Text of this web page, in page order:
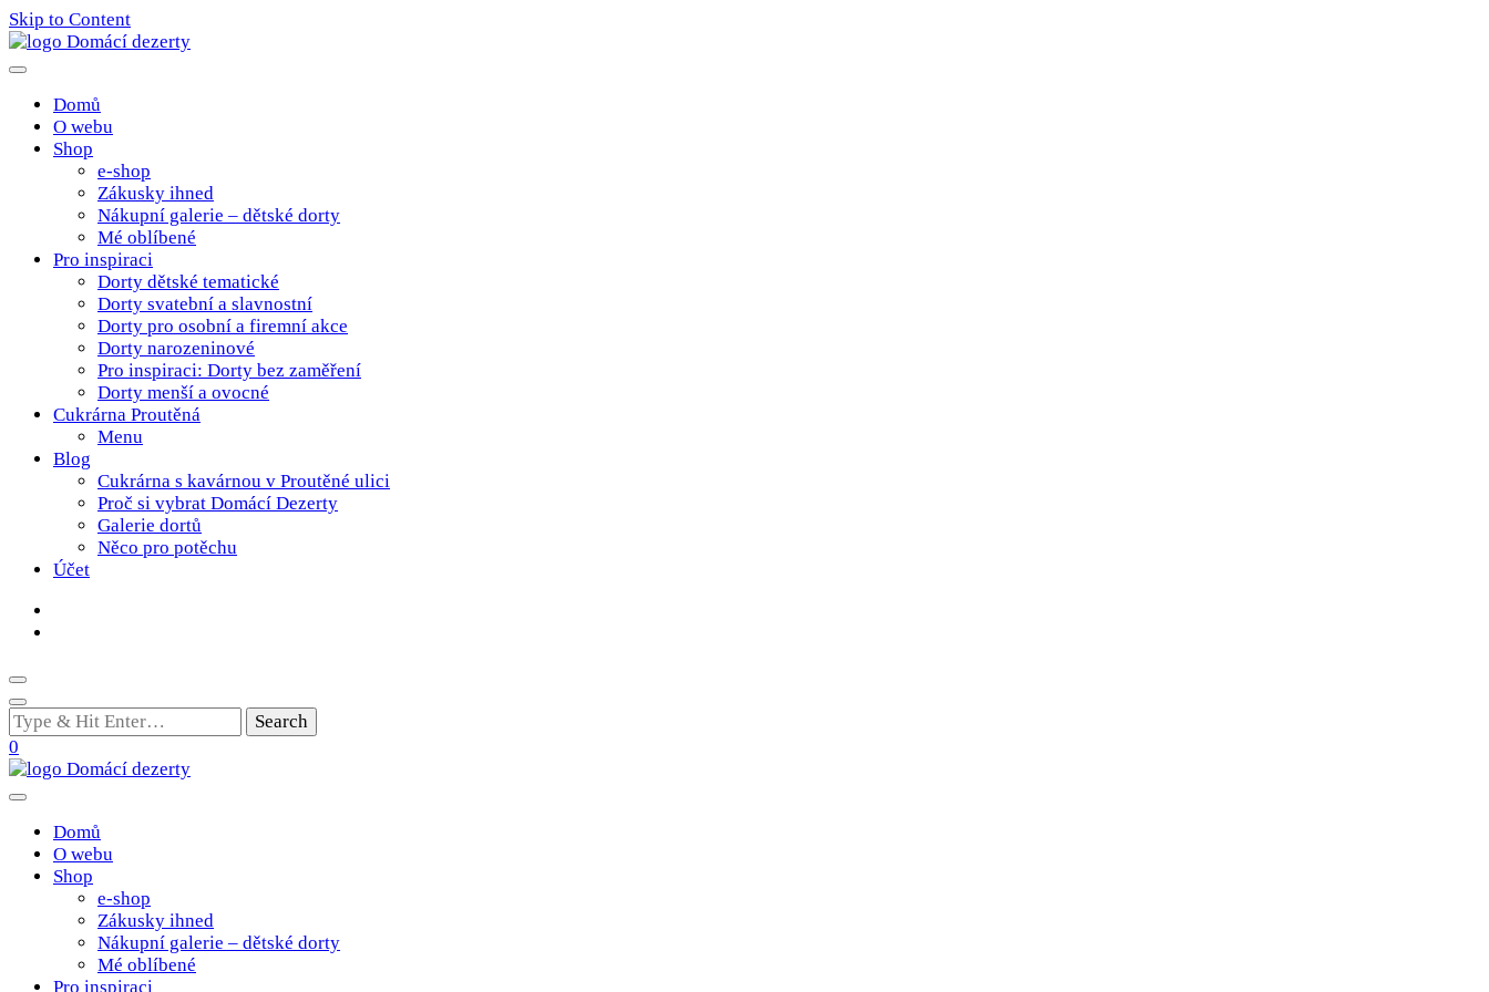
Skip to Content
domacidezerty.cz
Domů
O webu
Shop
e-shop
Zákusky ihned
Nákupní galerie – dětské dorty
Mé oblíbené
Pro inspiraci
Dorty dětské tematické
Dorty svatební a slavnostní
Dorty pro osobní a firemní akce
Dorty narozeninové
Pro inspiraci: Dorty bez zaměření
Dorty menší a ovocné
Cukrárna Proutěná
Menu
Blog
Cukrárna s kavárnou v Proutěné ulici
Proč si vybrat Domácí Dezerty
Galerie dortů
Něco pro potěchu
Účet
Looking
for
Something?
0
domacidezerty.cz
Domů
O webu
Shop
e-shop
Zákusky ihned
Nákupní galerie – dětské dorty
Mé oblíbené
Pro inspiraci